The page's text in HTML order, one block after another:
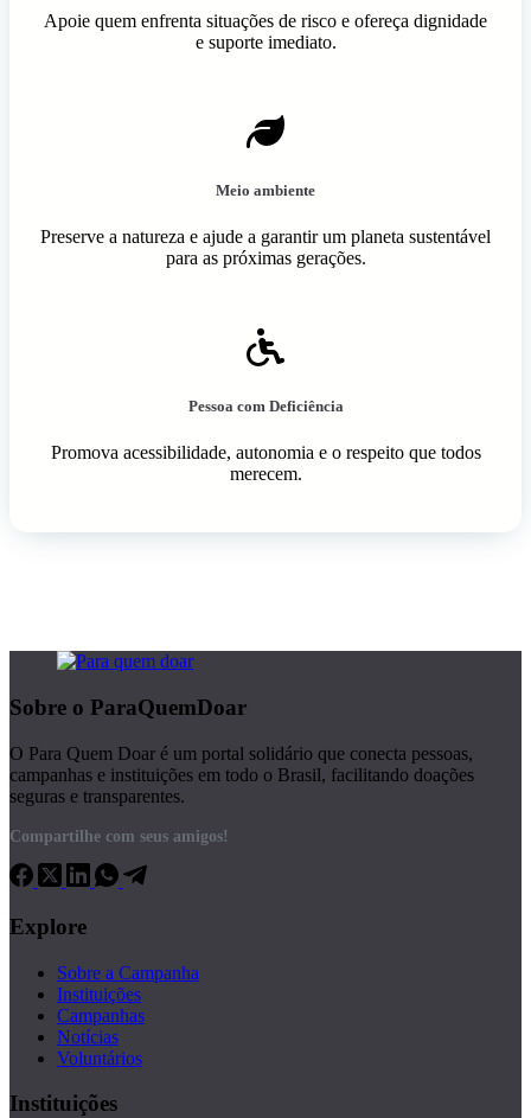
Apoie quem enfrenta situações de risco e ofereça dignidade
e suporte imediato.
Meio ambiente
Preserve a natureza e ajude a garantir um planeta sustentável
para as próximas gerações.
Pessoa com Deficiência
Promova acessibilidade, autonomia e o respeito que todos
merecem.
Sobre o ParaQuemDoar
O Para Quem Doar é um portal solidário que conecta pessoas,
campanhas e instituições em todo o Brasil, facilitando doações
seguras e transparentes.
Compartilhe com seus amigos!
Explore
Sobre a Campanha
Instituições
Campanhas
Notícias
Voluntários
Instituições